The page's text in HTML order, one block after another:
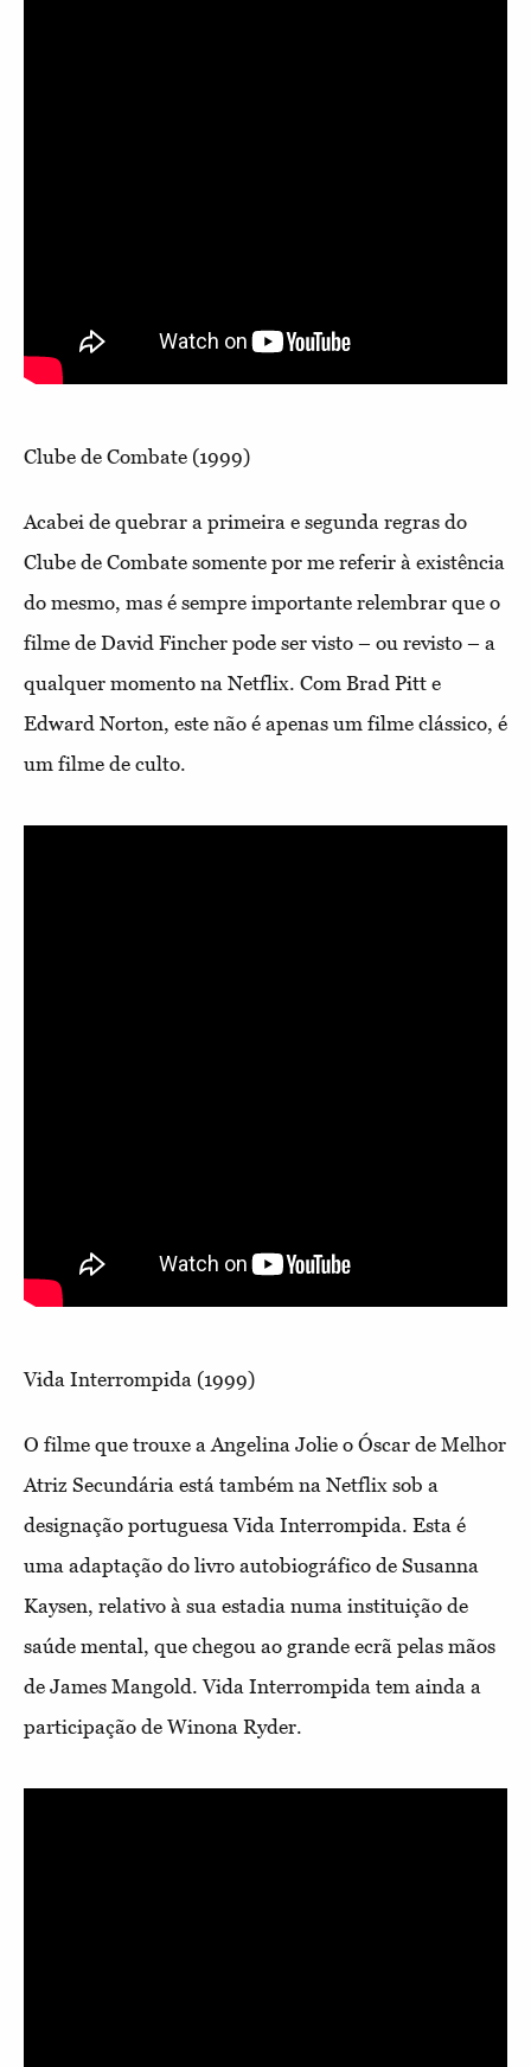
Clube de Combate (1999)
Acabei de quebrar a primeira e segunda regras do
Clube de Combate somente por me referir à existência
do mesmo, mas é sempre importante relembrar que o
filme de David Fincher pode ser visto – ou revisto – a
qualquer momento na Netflix. Com Brad Pitt e
Edward Norton, este não é apenas um filme clássico, é
um filme de culto.
Vida Interrompida (1999)
O filme que trouxe a Angelina Jolie o Óscar de Melhor
Atriz Secundária está também na Netflix sob a
designação portuguesa Vida Interrompida. Esta é
uma adaptação do livro autobiográfico de Susanna
Kaysen, relativo à sua estadia numa instituição de
saúde mental, que chegou ao grande ecrã pelas mãos
de James Mangold. Vida Interrompida tem ainda a
participação de Winona Ryder.